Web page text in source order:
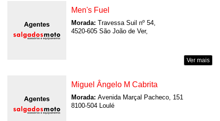
Men's Fuel
Morada:
Travessa Suil nº 54,
4520-605 São João de Ver,
Ver mais
Miguel Ângelo M Cabrita
Morada: Avenida Marçal Pacheco, 151
8100-504 Loulé